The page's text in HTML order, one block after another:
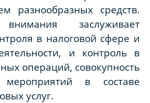
разнообразных средств.
заслуживает
в налоговой сфере и
и контроль в
операций, совокупность
мероприятий в составе
услуг.